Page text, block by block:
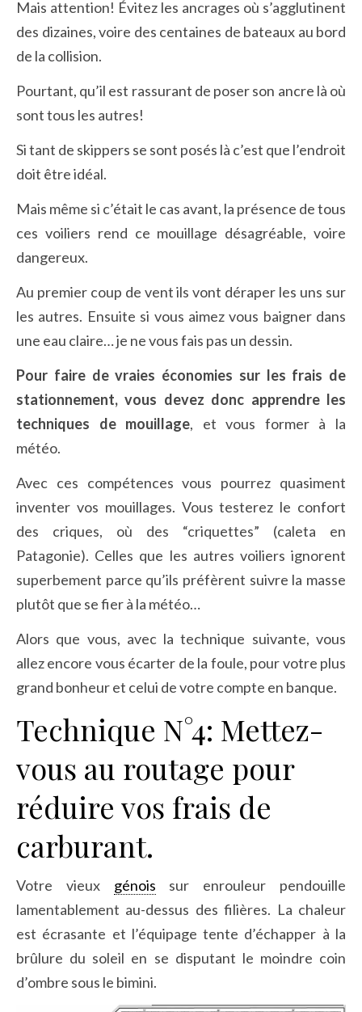
Mais attention! Évitez les ancrages où s’agglutinent
des dizaines, voire des centaines de bateaux au bord
de la collision.
Pourtant, qu’il est rassurant de poser son ancre là où
sont tous les autres!
Si tant de skippers se sont posés là c’est que l’endroit
doit être idéal.
Mais même si c’était le cas avant, la présence de tous
ces voiliers rend ce mouillage désagréable, voire
dangereux.
Au premier coup de vent ils vont déraper les uns sur
les autres. Ensuite si vous aimez vous baigner dans
une eau claire… je ne vous fais pas un dessin.
Pour faire de vraies économies sur les frais de
stationnement, vous devez donc apprendre les
techniques de mouillage, et vous former à la
météo.
Avec ces compétences vous pourrez quasiment
inventer vos mouillages. Vous testerez le confort
des criques, où des “criquettes” (caleta en
Patagonie). Celles que les autres voiliers ignorent
superbement parce qu’ils préfèrent suivre la masse
plutôt que se fier à la météo…
Alors que vous, avec la technique suivante, vous
allez encore vous écarter de la foule, pour votre plus
grand bonheur et celui de votre compte en banque.
Technique N°4: Mettez-
vous au routage pour
réduire vos frais de
carburant.
Votre vieux génois sur enrouleur pendouille
lamentablement au-dessus des filières. La chaleur
est écrasante et l’équipage tente d’échapper à la
brûlure du soleil en se disputant le moindre coin
d’ombre sous le bimini.